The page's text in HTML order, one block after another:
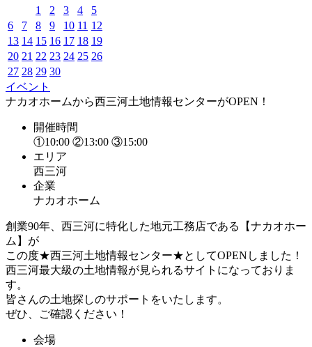
1
2 3 4
5
6
7 8 9 10 11 12
13 14 15 16 17 18 19
20 21 22 23 24 25 26
27 28 29 30
イベント
ナカオホームから西三河土地情報センターがOPEN！
開催時間
①10:00 ②13:00 ③15:00
エリア
西三河
企業
ナカオホーム
創業90年、西三河に特化した地元工務店である【ナカオホー
ム】が
この度★西三河土地情報センター★としてOPENしました！
西三河最大級の土地情報が見られるサイトになっておりま
す。
皆さんの土地探しのサポートをいたします。
ぜひ、ご確認ください！
会場